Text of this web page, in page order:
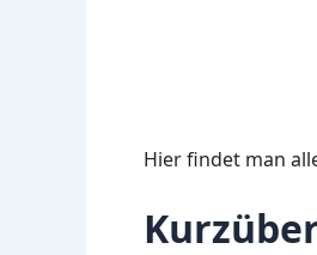
Hier findet man